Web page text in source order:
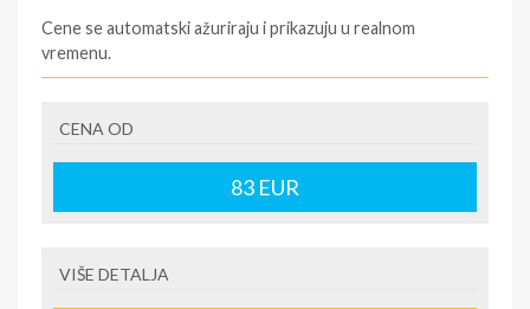
Cene se automatski ažuriraju i prikazuju u realnom
vremenu.
- rezervisane i potvrđene usluge u izabranoj smeštajnoj
jedinici prema opisu - korišćenje hotelskih sadržaja
prema opisu - uslugu rezervacije - organizaciju
putovanja.
CENA OD
83 EUR
VIŠE DETALJA